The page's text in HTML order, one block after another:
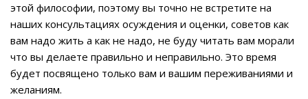
этой философии, поэтому вы точно не встретите на
наших консультациях осуждения и оценки, советов как
вам надо жить а как не надо, не буду читать вам морали
что вы делаете правильно и неправильно. Это время
будет посвящено только вам и вашим переживаниями и
желаниям.